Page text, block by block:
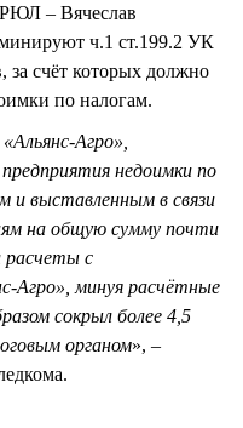
– Вячеслав
ч.1 ст.199.2 УК
счёт которых должно
по налогам.
Агро»,
недоимки по
и выставленным в связи
на общую сумму почти
расчеты с
Агро», минуя расчётные
сокрыл более 4,5
органом», –